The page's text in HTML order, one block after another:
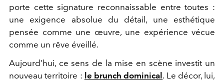
porte cette signature reconnaissable entre toutes :
une exigence absolue du détail, une esthétique
pensée comme une œuvre, une expérience vécue
comme un rêve éveillé.
Aujourd’hui, ce sens de la mise en scène investit un
nouveau territoire : le brunch dominical. Le décor, lui,